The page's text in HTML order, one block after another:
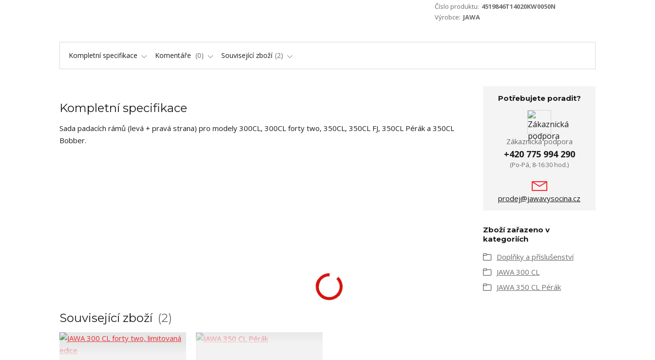
Číslo produktu: 4519846T14020KW0050N
Výrobce: JAWA
Kompletní specifikace Komentáře 0 Související zboží 2
Kompletní specifikace
Sada padacích rámů (levá + pravá strana) pro modely 300CL, 300CL forty two, 350CL, 350CL FJ, 350CL Pérák a 350CL
Bobber.
Potřebujete poradit?
Zákaznická podpora
+420 775 994 290
(Po-Pá, 8-16:30 hod.)
prodej@jawavysocina.cz
Zboží zařazeno v
kategoriích
Doplňky a příslušenství
JAWA 300 CL
JAWA 350 CL Pérák
Související zboží 2